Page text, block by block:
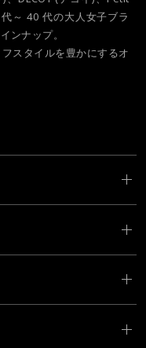
～ 40 代の大人女子ブラ
ンナップ。
スタイルを豊かにするオ